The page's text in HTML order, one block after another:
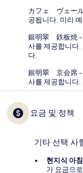
カフェ ヴェール
공됩니다. 미리
銀明翠 鉄板焼 -
사를 제공합니다.
다.
銀明翠 京会席 -
사를 제공합니다
요금 및 정책
기타 선택 사
현지식 아
가 요금으